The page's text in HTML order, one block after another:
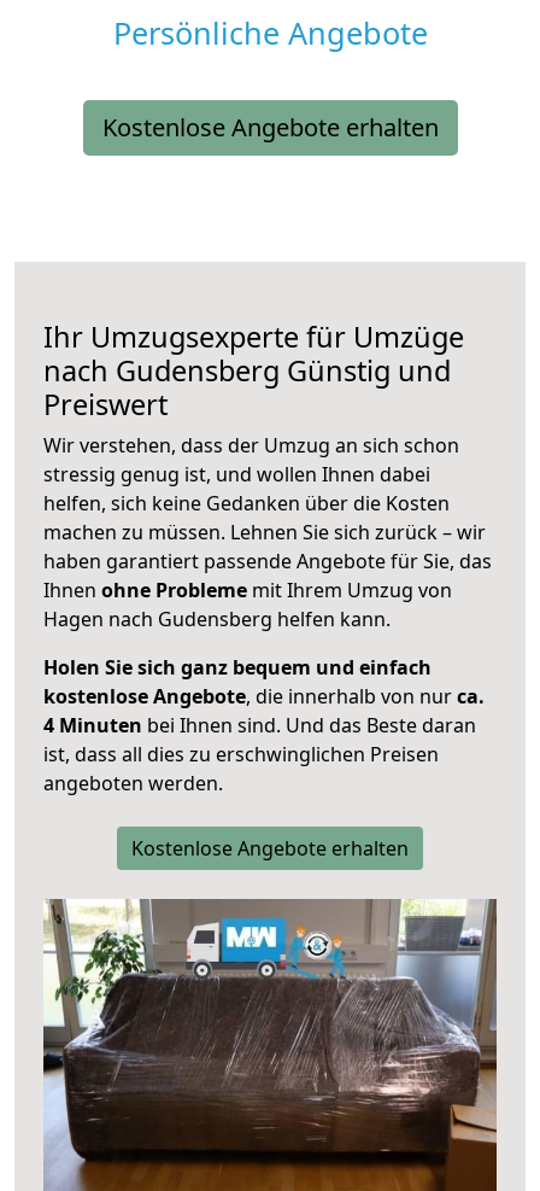
Persönliche Angebote
Kostenlose Angebote erhalten
Ihr Umzugsexperte für Umzüge
nach Gudensberg Günstig und
Preiswert
Wir verstehen, dass der Umzug an sich schon
stressig genug ist, und wollen Ihnen dabei
helfen, sich keine Gedanken über die Kosten
machen zu müssen. Lehnen Sie sich zurück – wir
haben garantiert passende Angebote für Sie, das
Ihnen ohne Probleme mit Ihrem Umzug von
Hagen nach Gudensberg helfen kann.
Holen Sie sich ganz bequem und einfach
kostenlose Angebote, die innerhalb von nurca.
4 Minuten bei Ihnen sind. Und das Beste daran
ist, dass all dies zu erschwinglichen Preisen
angeboten werden.
Kostenlose Angebote erhalten